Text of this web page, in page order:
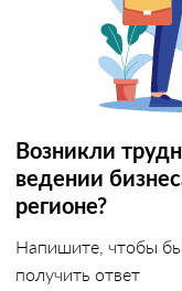
Возникли
ведении
регионе?
Напишите, чтобы
получить ответ